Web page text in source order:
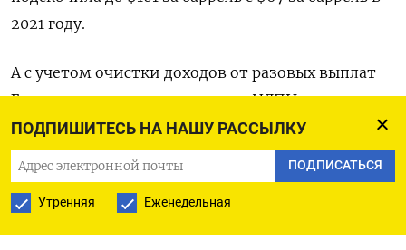
ПОДПИШИТЕСЬ НА НАШУ РАССЫЛКУ
ПОДПИСАТЬСЯ
Утренняя Еженедельная
2021 году.
А с учетом очистки доходов от разовых выплат
Газпрома в виде повышенного НДПИ и
промежуточных дивидендов на общую сумму
1,85 триллиона рублей, что составляет около 7%
полученных доходов бюджета в 2022 году,
фактическая цена нефти, балансирующая казну,
достигла $115 за баррель.